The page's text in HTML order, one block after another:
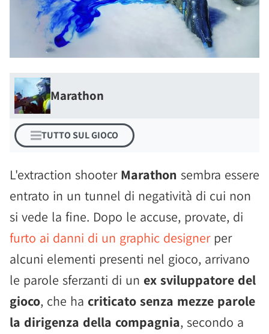
Marathon
TUTTO SUL GIOCO
L'extraction shooter Marathon sembra essere
entrato in un tunnel di negatività di cui non
si vede la fine. Dopo le accuse, provate, di
furto ai danni di un graphic designerper
alcuni elementi presenti nel gioco, arrivano
le parole sferzanti di un ex sviluppatore del
gioco, che ha criticato senza mezze parole
la dirigenza della compagnia, secondo a